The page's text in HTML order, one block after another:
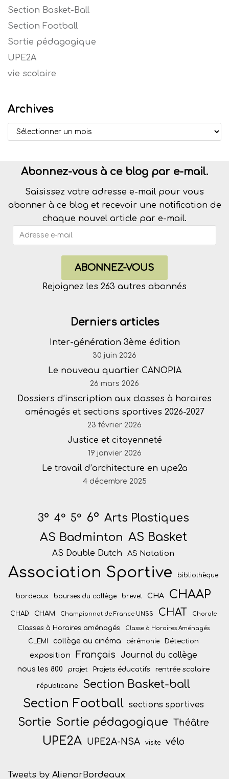
Section Basket-Ball
Section Football
Sortie pédagogique
UPE2A
vie scolaire
Archives
Abonnez-vous à ce blog par e-mail.
Saisissez votre adresse e-mail pour vous
abonner à ce blog et recevoir une notification de
chaque nouvel article par e-mail.
ABONNEZ-VOUS
Rejoignez les 263 autres abonnés
Derniers articles
Inter-génération 3ème édition
30 juin 2026
Le nouveau quartier CANOPIA
26 mars 2026
Dossiers d’inscription aux classes à horaires
aménagés et sections sportives 2026-2027
23 février 2026
Justice et citoyenneté
19 janvier 2026
Le travail d’architecture en upe2a
4 décembre 2025
3° 4° 5° 6° Arts Plastiques
AS Badminton AS Basket
AS Double Dutch AS Natation
Association Sportive bibliothèque
bordeaux bourses du collège brevet CHA CHAAP
CHAD CHAM Championnat de France UNSS CHAT Chorale
Classes à Horaires aménagés Classe à Horaires Aménagés
CLEMI collège au cinéma cérémonie Détection
exposition Français Journal du collège
nous les 800 projet Projets éducatifs rentrée scolaire
républicaine Section Basket-ball
Section Football sections sportives
Sortie Sortie pédagogique Théâtre
UPE2A UPE2A-NSA visite vélo
Tweets by AlienorBordeaux